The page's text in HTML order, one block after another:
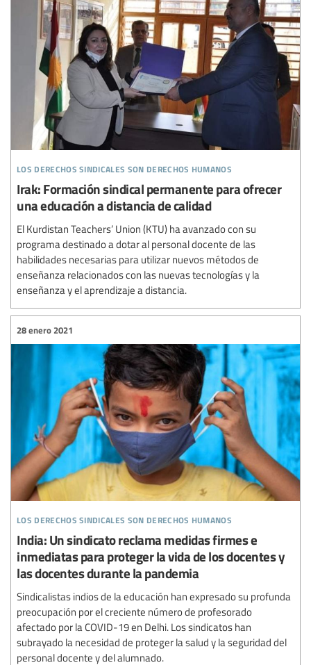
los derechos sindicales son derechos humanos
Irak: Formación sindical permanente para ofrecer
una educación a distancia de calidad
El Kurdistan Teachers’ Union (KTU) ha avanzado con su
programa destinado a dotar al personal docente de las
habilidades necesarias para utilizar nuevos métodos de
enseñanza relacionados con las nuevas tecnologías y la
enseñanza y el aprendizaje a distancia.
los derechos sindicales son derechos humanos
28 enero 2021
India: Un sindicato reclama medidas firmes e
inmediatas para proteger la vida de los docentes y
las docentes durante la pandemia
Sindicalistas indios de la educación han expresado su profunda
preocupación por el creciente número de profesorado
afectado por la COVID-19 en Delhi. Los sindicatos han
subrayado la necesidad de proteger la salud y la seguridad del
personal docente y del alumnado.